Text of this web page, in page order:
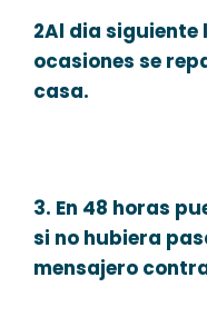
2Al dia siguiente
ocasiones se
casa.
3. En 48 horas
si no hubiera
mensajero